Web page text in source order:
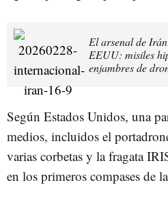
El arsenal de
EEUU: misiles
enjambres de
Según Estados Unidos, una
medios, incluidos el
varias corbetas y la fragata
en los primeros compases de